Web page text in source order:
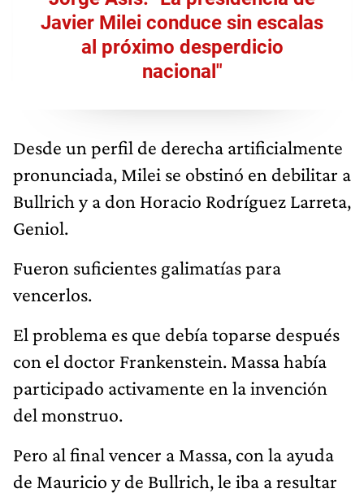
Javier Milei conduce sin escalas
al próximo desperdicio
nacional"
Desde un perfil de derecha artificialmente
pronunciada, Milei se obstinó en debilitar a
Bullrich y a don Horacio Rodríguez Larreta,
Geniol.
Fueron suficientes galimatías para
vencerlos.
El problema es que debía toparse después
con el doctor Frankenstein. Massa había
participado activamente en la invención
del monstruo.
Pero al final vencer a Massa, con la ayuda
de Mauricio y de Bullrich, le iba a resultar